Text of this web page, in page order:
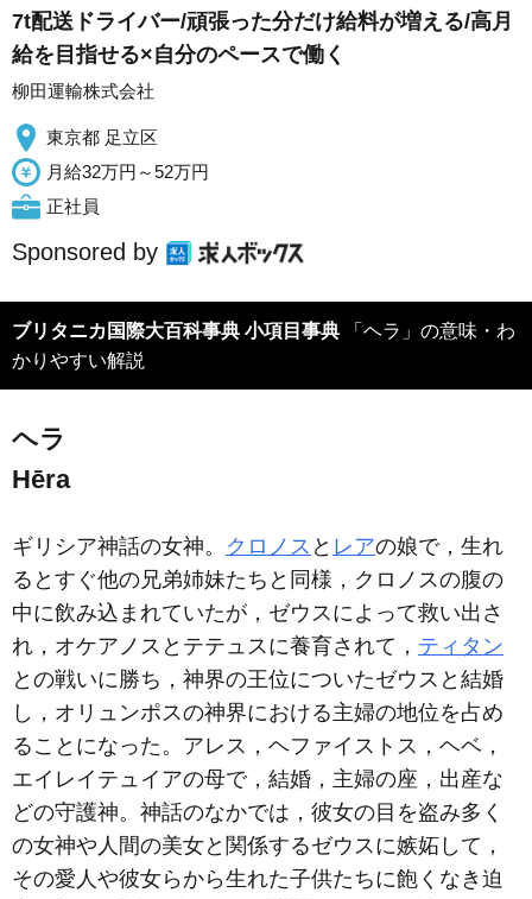
7t配送ドライバー/頑張った分だけ給料が増える/高月
給を目指せる×自分のペースで働く
柳田運輸株式会社
東京都 足立区
月給32万円～52万円
正社員
Sponsored by
ブリタニカ国際大百科事典 小項目事典
かりやすい解説
ヘラ
Hēra
ギリシア神話の女神。 クロノス と レアの娘で，生れ
るとすぐ他の兄弟姉妹たちと同様，クロノスの腹の
中に飲み込まれていたが，ゼウスによって救い出さ
れ，オケアノスとテテュスに養育されて， ティタン
との戦いに勝ち，神界の王位についたゼウスと結婚
し，オリュンポスの神界における主婦の地位を占め
ることになった。アレス，ヘファイストス，ヘベ，
エイレイテュイアの母で，結婚，主婦の座，出産な
どの守護神。神話のなかでは，彼女の目を盗み多く
の女神や人間の美女と関係するゼウスに嫉妬して，
その愛人や彼女らから生れた子供たちに飽くなき迫